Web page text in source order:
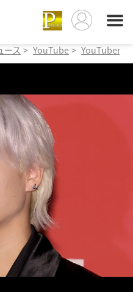
ース > YouTube > YouTuber